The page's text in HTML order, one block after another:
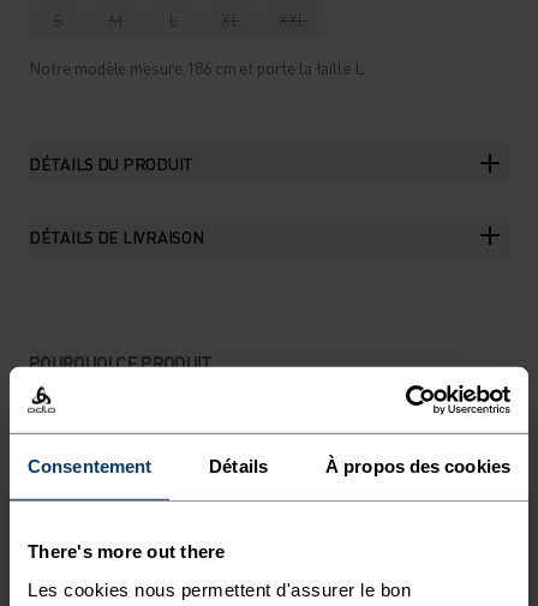
Consentement Détails À propos des cookies
There's more out there
Les cookies nous permettent d'assurer le bon
S M L XL XXL
Notre modèle mesure 186 cm et porte la taille L.
DÉTAILS DU PRODUIT
DÉTAILS DE LIVRAISON
POURQUOI CE PRODUIT
UN MODÈLE DOUBLÉ ET
RÉSISTANT POUR COURIR
HORS DES SENTIERS BATTUS.
Ce short de trail running revisité est désormais